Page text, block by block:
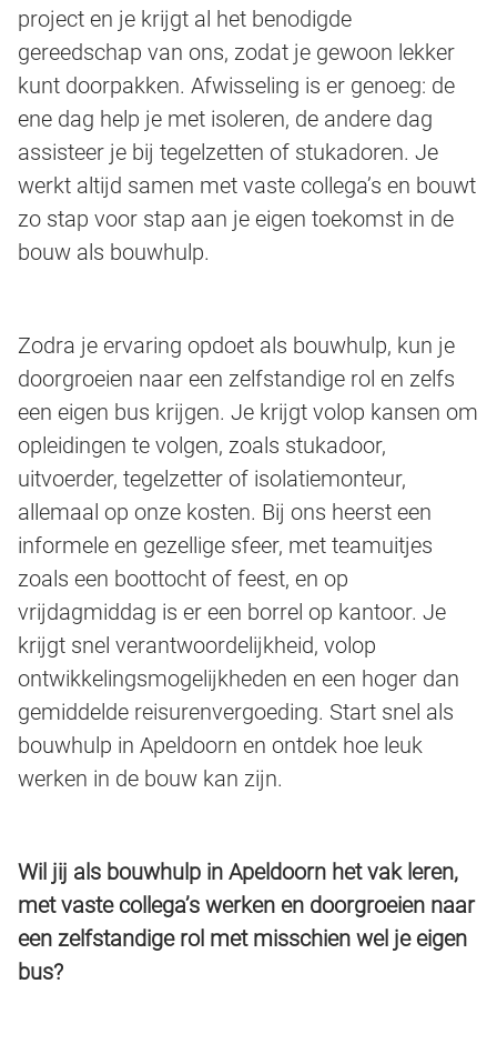
project en je krijgt al het benodigde
gereedschap van ons, zodat je gewoon lekker
kunt doorpakken. Afwisseling is er genoeg: de
ene dag help je met isoleren, de andere dag
assisteer je bij tegelzetten of stukadoren. Je
werkt altijd samen met vaste collega’s en bouwt
zo stap voor stap aan je eigen toekomst in de
bouw als bouwhulp.
Zodra je ervaring opdoet als bouwhulp, kun je
doorgroeien naar een zelfstandige rol en zelfs
een eigen bus krijgen. Je krijgt volop kansen om
opleidingen te volgen, zoals stukadoor,
uitvoerder, tegelzetter of isolatiemonteur,
allemaal op onze kosten. Bij ons heerst een
informele en gezellige sfeer, met teamuitjes
zoals een boottocht of feest, en op
vrijdagmiddag is er een borrel op kantoor. Je
krijgt snel verantwoordelijkheid, volop
ontwikkelingsmogelijkheden en een hoger dan
gemiddelde reisurenvergoeding. Start snel als
bouwhulp in Apeldoorn en ontdek hoe leuk
werken in de bouw kan zijn.
Wil jij als bouwhulp in Apeldoorn het vak leren,
met vaste collega’s werken en doorgroeien naar
een zelfstandige rol met misschien wel je eigen
bus?